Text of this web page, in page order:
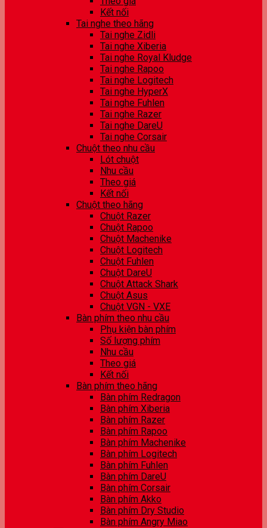
Kết nối
Tai nghe theo hãng
Tai nghe Zidli
Tai nghe Xiberia
Tai nghe Royal Kludge
Tai nghe Rapoo
Tai nghe Logitech
Tai nghe HyperX
Tai nghe Fuhlen
Tai nghe Razer
Tai nghe DareU
Tai nghe Corsair
Chuột theo nhu cầu
Lót chuột
Nhu cầu
Theo giá
Kết nối
Chuột theo hãng
Chuột Razer
Chuột Rapoo
Chuột Machenike
Chuột Logitech
Chuột Fuhlen
Chuột DareU
Chuột Attack Shark
Chuột Asus
Chuột VGN - VXE
Bàn phím theo nhu cầu
Phụ kiện bàn phím
Số lượng phím
Nhu cầu
Theo giá
Kết nối
Bàn phím theo hãng
Bàn phím Redragon
Bàn phím Xiberia
Bàn phím Razer
Bàn phím Rapoo
Bàn phím Machenike
Bàn phím Logitech
Bàn phím Fuhlen
Bàn phím DareU
Bàn phím Corsair
Bàn phím Akko
Bàn phím Dry Studio
Bàn phím Angry Miao